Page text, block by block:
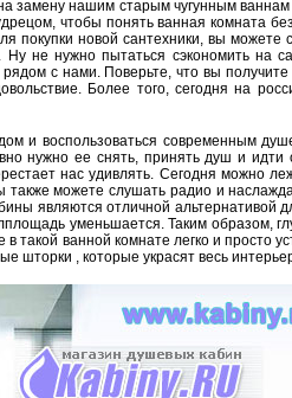
замену нашим старым чугунным
чтобы понять ванная комната
покупки новой сантехники, вы можете
не нужно пытаться сэкономить на
с нами. Поверьте, что вы
Более того, сегодня на
и воспользоваться современным
нужно ее снять, принять душ и
нас удивлять. Сегодня можно
можете слушать радио и
являются отличной альтернативой
уменьшается. Таким образом,
такой ванной комнате легко и просто
шторки , которые украсят весь